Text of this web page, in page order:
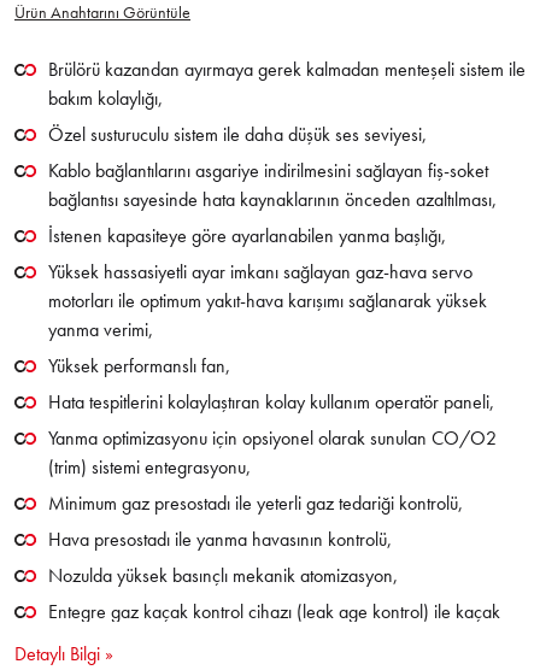
Ürün Anahtarını Görüntüle
Brülörü kazandan ayırmaya gerek kalmadan menteşeli sistem ile
bakım kolaylığı,
Özel susturuculu sistem ile daha düşük ses seviyesi,
Kablo bağlantılarını asgariye indirilmesini sağlayan fiş-soket
bağlantısı sayesinde hata kaynaklarının önceden azaltılması,
İstenen kapasiteye göre ayarlanabilen yanma başlığı,
Yüksek hassasiyetli ayar imkanı sağlayan gaz-hava servo
motorları ile optimum yakıt-hava karışımı sağlanarak yüksek
yanma verimi,
Yüksek performanslı fan,
Hata tespitlerini kolaylaştıran kolay kullanım operatör paneli,
Yanma optimizasyonu için opsiyonel olarak sunulan CO/O2
(trim) sistemi entegrasyonu,
Minimum gaz presostadı ile yeterli gaz tedariği kontrolü,
Hava presostadı ile yanma havasının kontrolü,
Nozulda yüksek basınçlı mekanik atomizasyon,
Entegre gaz kaçak kontrol cihazı (leak age kontrol) ile kaçak
kontrolü,
Detaylı Bilgi »